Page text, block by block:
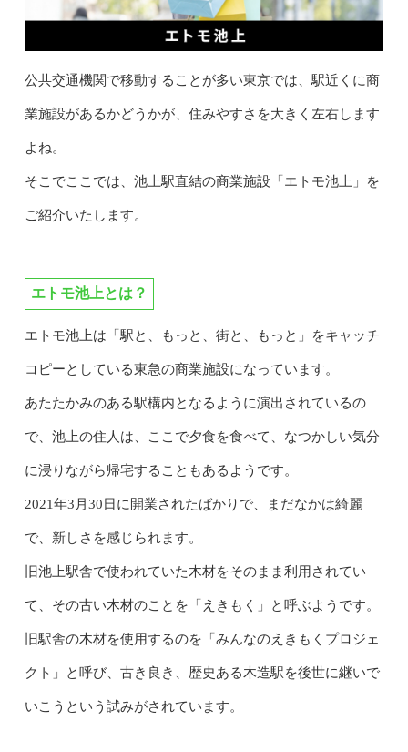
公共交通機関で移動することが多い東京では、駅近くに商
業施設があるかどうかが、住みやすさを大きく左右します
よね。
そこでここでは、池上駅直結の商業施設「エトモ池上」を
ご紹介いたします。
エトモ池上とは？
エトモ池上は「駅と、もっと、街と、もっと」をキャッチ
コピーとしている東急の商業施設になっています。
あたたかみのある駅構内となるように演出されているの
で、池上の住人は、ここで夕食を食べて、なつかしい気分
に浸りながら帰宅することもあるようです。
2021年3月30日に開業されたばかりで、まだなかは綺麗
で、新しさを感じられます。
旧池上駅舎で使われていた木材をそのまま利用されてい
て、その古い木材のことを「えきもく」と呼ぶようです。
旧駅舎の木材を使用するのを「みんなのえきもくプロジェ
クト」と呼び、古き良き、歴史ある木造駅を後世に継いで
いこうという試みがされています。